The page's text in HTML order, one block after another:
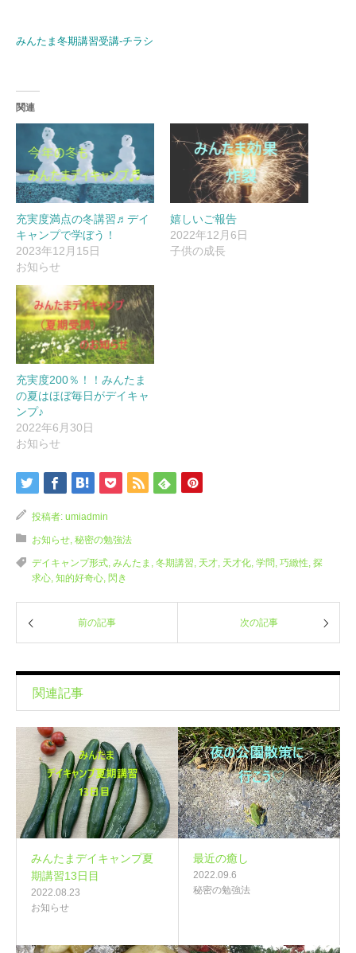
問い合わせ内容
みんたま冬期講習受講-チラシ
関連
充実度満点の冬講習♬デイ
キャンプで学ぼう！
2023年12月15日
お知らせ
嬉しいご報告
2022年12月6日
子供の成長
充実度200％！！みんたま
の夏はほぼ毎日がデイキャ
ンプ♪
2022年6月30日
お知らせ
投稿者: umiadmin
お知らせ, 秘密の勉強法
デイキャンプ形式, みんたま , 冬期講習, 天才, 天才化, 学問, 巧緻性, 探
求心, 知的好奇心, 閃き
前の記事 次の記事
関連記事
みんたまデイキャンプ夏
期講習13日目
2022.08.23
お知らせ
最近の癒し
2022.09.6
秘密の勉強法